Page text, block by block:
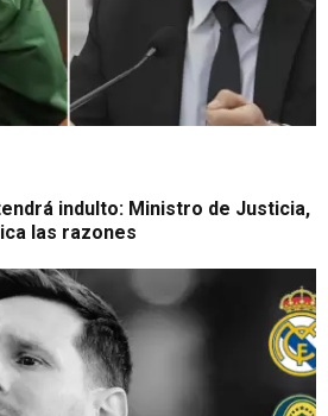
indulto: Ministro de Justicia,
las razones